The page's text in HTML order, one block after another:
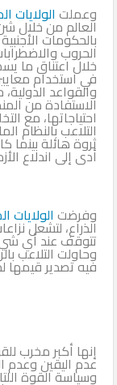
وعملت الولايات
العالم من خلال
بالحكومات
الحروب
خلال اعتناق ما
في استخدام
والقواعد
الاستفادة من
احتياجاتها، مع
التلاعب بالنظام
ثروة هائلة
أدى إلى اندلاع
وفرضت الولايات
الذراع، لتشعل
تتوقف عند أي
وحاولت التلاعب
فيه تصدير
إنها أكبر مخرب
عدم اليقين وعدم
وسياسة القوة